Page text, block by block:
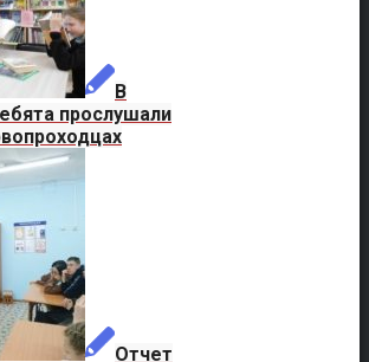
В
прослушали
Отчет